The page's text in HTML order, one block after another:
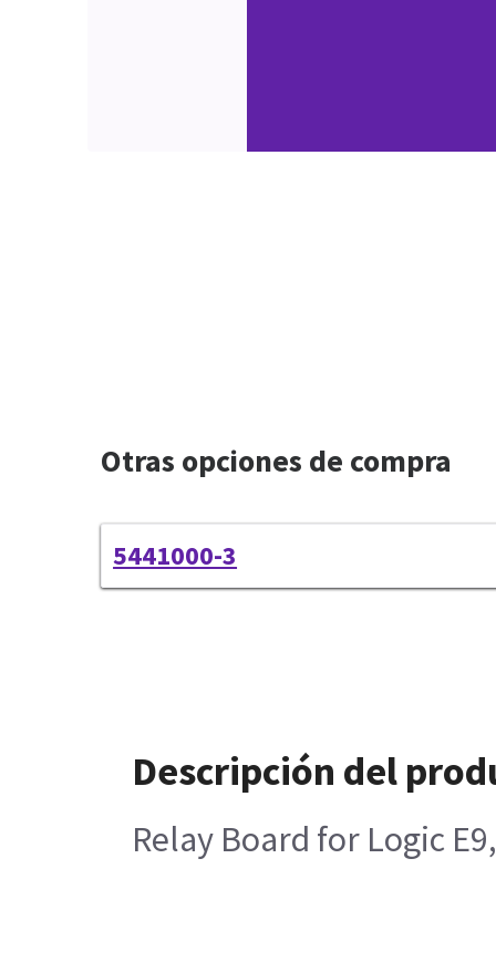
Otras opciones de compra
5441000-3
Descripción del
Relay Board for Logic